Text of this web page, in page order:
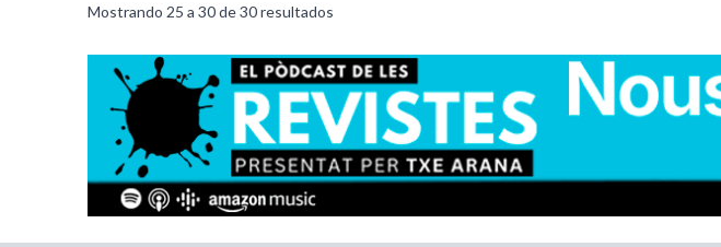
Mostrando 25 a 30de30resultados